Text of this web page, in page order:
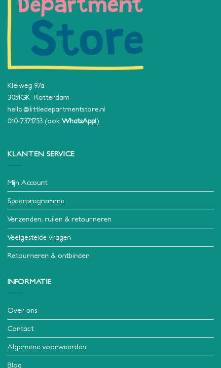
Kleiweg 97a
3051GK Rotterdam
hello@littledepartmentstore.nl
010-7371753 (ook WhatsApp!)
KLANTEN SERVICE
Mijn Account
Spaarprogramma
Verzenden, ruilen & retourneren
Veelgestelde vragen
Retourneren & ontbinden
INFORMATIE
Over ons
Contact
Algemene voorwaarden
Blog